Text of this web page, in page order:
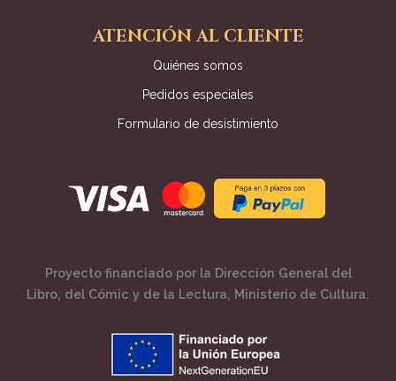
ATENCIÓN AL CLIENTE
Quiénes somos
Pedidos especiales
Formulario de desistimiento
Proyecto financiado por la Dirección General del
Libro, del Cómic y de la Lectura, Ministerio de Cultura.